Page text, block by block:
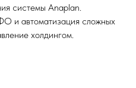
системы Anaplan.
и автоматизация сложных
холдингом.